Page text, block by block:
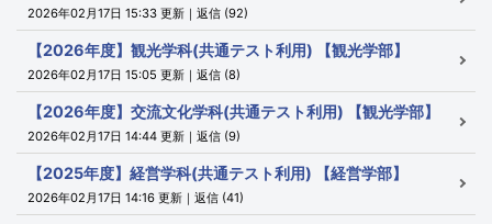
2026年02月17日 15:33 更新｜返信 (92)
【2026年度】観光学科(共通テスト利用) 【観光学部】
2026年02月17日 15:05 更新｜返信 (8)
【2026年度】交流文化学科(共通テスト利用) 【観光学部】
2026年02月17日 14:44 更新｜返信 (9)
【2025年度】経営学科(共通テスト利用) 【経営学部】
2026年02月17日 14:16 更新｜返信 (41)